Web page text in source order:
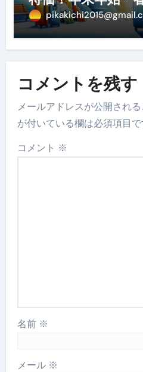
過ごす賢い予約ガ
コメントを残す
メールアドレスが公開される
が付いている欄は必須項目で
コメント ※
名前 ※
メール ※